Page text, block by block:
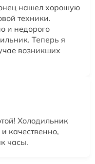
нашел хорошую
техники.
и недорого
Теперь я
возникших
Холодильник
качественно,
часы.